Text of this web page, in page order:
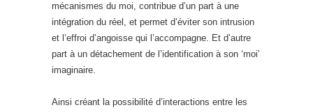
mécanismes du moi, contribue d’un part à une
intégration du réel, et permet d’éviter son intrusion
et l’effroi d’angoisse qui l’accompagne. Et d’autre
part à un détachement de l’identification à son ‘moi’
imaginaire.
Ainsi créant la possibilité d’interactions entre les